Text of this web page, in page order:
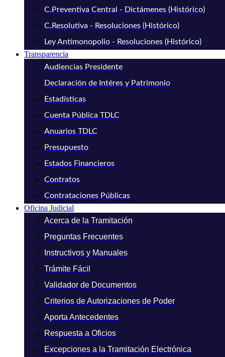
C.Preventiva Central - Dictámenes (Histórico)
C.Resolutiva - Resoluciones (Histórico)
Ley Antimonopolio - Resoluciones (Histórico)
Transparencia
Audiencias Presidente
Declaración de Intéres y Patrimonio
Estadísticas
Cuenta Pública TDLC
Anuarios TDLC
Presupuesto
Estados Financieros
Contratos
Contrataciones Públicas
Oficina Judicial
Acerca de la Tramitación
Preguntas Frecuentes
Instructivos y Manuales
Trámite Fácil
Validador de Documentos
Criterios de Autorizaciones de Poder
Aporta Antecedentes
Respuesta a Oficios
Excepciones a la Tramitación Electrónica